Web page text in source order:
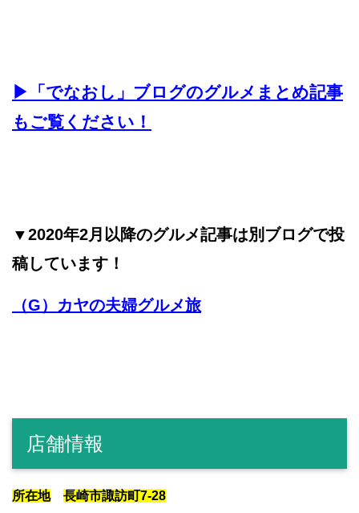
▶︎「でなおし」ブログのグルメまとめ記事
もご覧ください！
▼2020年2月以降のグルメ記事は別ブログで投
稿しています！
（G）カヤの夫婦グルメ旅
店舗情報
所在地 長崎市諏訪町7-28